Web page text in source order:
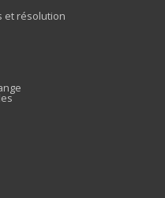
et résolution